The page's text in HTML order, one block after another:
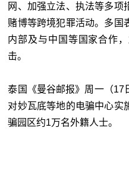
网、加强立法、执法等多项
赌博等跨境犯罪活动。多国
内部及与中国等国家合作
击。
泰国《曼谷邮报》周一（17
对妙瓦底等地的电骗中心实
骗园区约1万名外籍人士。